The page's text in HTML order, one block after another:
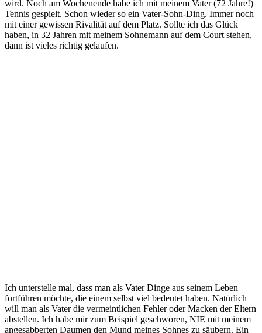
wird. Noch am Wochenende habe ich mit meinem Vater (72 Jahre!)
Tennis gespielt. Schon wieder so ein Vater-Sohn-Ding. Immer noch
mit einer gewissen Rivalität auf dem Platz. Sollte ich das Glück
haben, in 32 Jahren mit meinem Sohnemann auf dem Court stehen,
dann ist vieles richtig gelaufen.
Ich unterstelle mal, dass man als Vater Dinge aus seinem Leben
fortführen möchte, die einem selbst viel bedeutet haben. Natürlich
will man als Vater die vermeintlichen Fehler oder Macken der Eltern
abstellen. Ich habe mir zum Beispiel geschworen, NIE mit meinem
angesabberten Daumen den Mund meines Sohnes zu säubern. Ein